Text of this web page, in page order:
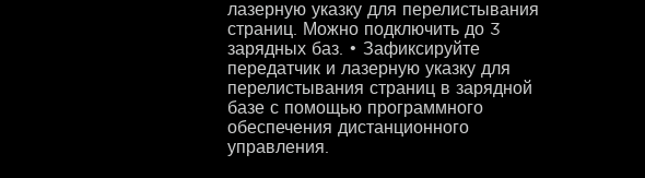
лазерную указку для перелистывания
страниц. Можно подключить до 3
зарядных баз. • Зафиксируйте
передатчик и лазерную указку для
перелистывания страниц в зарядной
базе с помощью программного
обеспечения дистанционного
управления.